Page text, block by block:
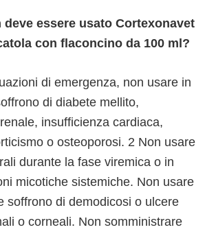
deve essere usato Cortexonavet
con flaconcino da 100 ml?
di emergenza, non usare in
di diabete mellito,
insufficienza cardiaca,
o osteoporosi. 2 Non usare
durante la fase viremica o in
micotiche sistemiche. Non usare
soffrono di demodicosi o ulcere
o corneali. Non somministrare